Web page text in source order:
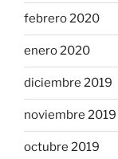
febrero 2020
enero 2020
diciembre 2019
noviembre 2019
octubre 2019